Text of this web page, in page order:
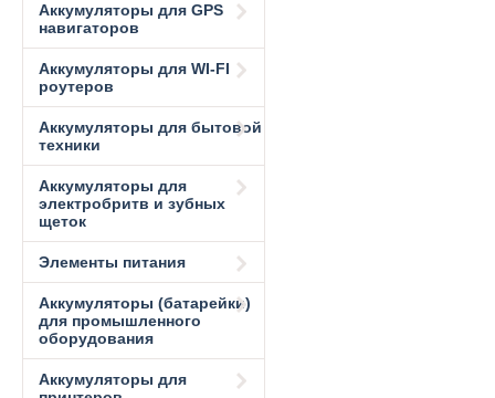
Аккумуляторы для GPS
навигаторов
Аккумуляторы для WI-FI
роутеров
Аккумуляторы для бытовой
техники
Аккумуляторы для
электробритв и зубных
щеток
Элементы питания
Аккумуляторы (батарейки)
для промышленного
оборудования
Аккумуляторы для